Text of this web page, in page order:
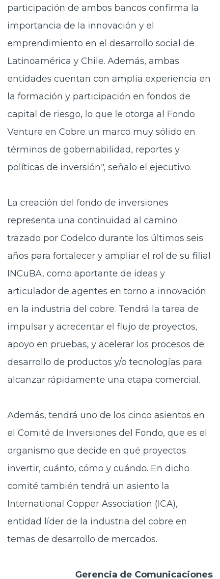
participación de ambos bancos confirma la
importancia de la innovación y el
emprendimiento en el desarrollo social de
Latinoamérica y Chile. Además, ambas
entidades cuentan con amplia experiencia en
la formación y participación en fondos de
capital de riesgo, lo que le otorga al Fondo
Venture en Cobre un marco muy sólido en
términos de gobernabilidad, reportes y
políticas de inversión", señalo el ejecutivo.
La creación del fondo de inversiones
representa una continuidad al camino
trazado por Codelco durante los últimos seis
años para fortalecer y ampliar el rol de su filial
INCuBA, como aportante de ideas y
articulador de agentes en torno a innovación
en la industria del cobre. Tendrá la tarea de
impulsar y acrecentar el flujo de proyectos,
apoyo en pruebas, y acelerar los procesos de
desarrollo de productos y/o tecnologías para
alcanzar rápidamente una etapa comercial.
Además, tendrá uno de los cinco asientos en
el Comité de Inversiones del Fondo, que es el
organismo que decide en qué proyectos
invertir, cuánto, cómo y cuándo. En dicho
comité también tendrá un asiento la
International Copper Association (ICA),
entidad líder de la industria del cobre en
temas de desarrollo de mercados.
Gerencia de Comunicaciones